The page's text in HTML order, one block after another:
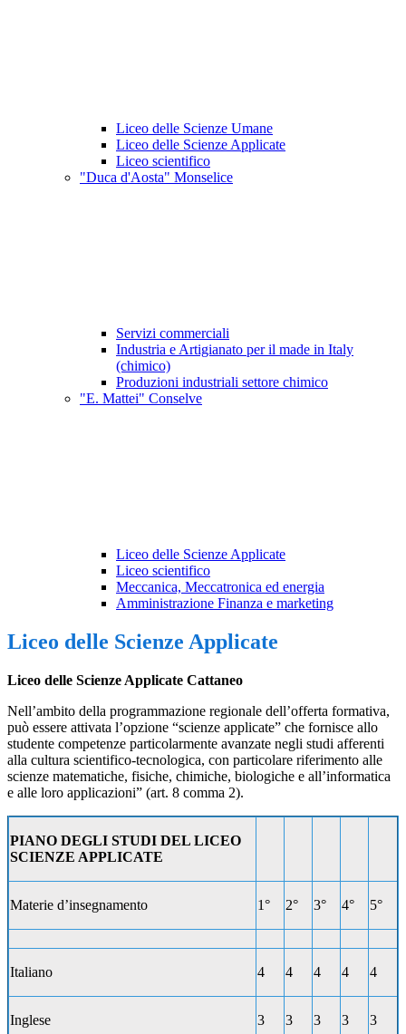
Liceo delle Scienze Umane
Liceo delle Scienze Applicate
Liceo scientifico
"Duca d'Aosta" Monselice
Servizi commerciali
Industria e Artigianato per il made in Italy
(chimico)
Produzioni industriali settore chimico
"E. Mattei" Conselve
Liceo delle Scienze Applicate
Liceo scientifico
Meccanica, Meccatronica ed energia
Amministrazione Finanza e marketing
Liceo delle Scienze Applicate
Liceo delle Scienze Applicate Cattaneo
Nell’ambito della programmazione regionale dell’offerta formativa,
può essere attivata l’opzione “scienze applicate” che fornisce allo
studente competenze particolarmente avanzate negli studi afferenti
alla cultura scientifico-tecnologica, con particolare riferimento alle
scienze matematiche, fisiche, chimiche, biologiche e all’informatica
e alle loro applicazioni” (art. 8 comma 2).
PIANO DEGLI STUDI DEL LICEO
SCIENZE APPLICATE
Materie d’insegnamento 1° 2° 3° 4° 5°
Italiano 4 4 4 4 4
Inglese 3 3 3 3 3